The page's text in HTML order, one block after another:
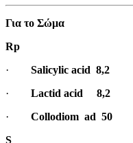
Για το Σώμα
Rp
· Salicylic acid 8,2
· Lactid acid 8,2
· Collodiom ad 50
S